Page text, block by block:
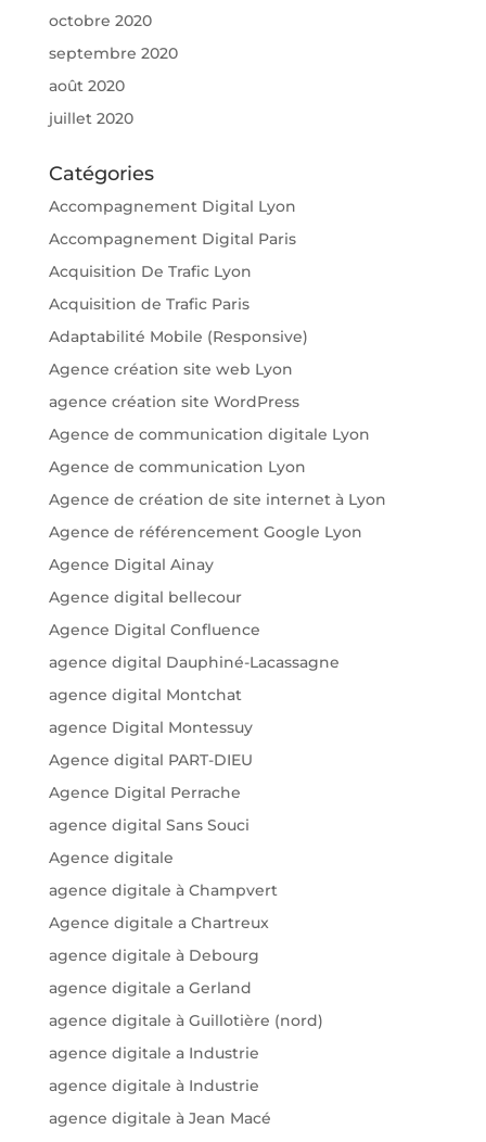
octobre 2020
septembre 2020
août 2020
juillet 2020
Catégories
Accompagnement Digital Lyon
Accompagnement Digital Paris
Acquisition De Trafic Lyon
Acquisition de Trafic Paris
Adaptabilité Mobile (Responsive)
Agence création site web Lyon
agence création site WordPress
Agence de communication digitale Lyon
Agence de communication Lyon
Agence de création de site internet à Lyon
Agence de référencement Google Lyon
Agence Digital Ainay
Agence digital bellecour
Agence Digital Confluence
agence digital Dauphiné-Lacassagne
agence digital Montchat
agence Digital Montessuy
Agence digital PART-DIEU
Agence Digital Perrache
agence digital Sans Souci
Agence digitale
agence digitale à Champvert
Agence digitale a Chartreux
agence digitale à Debourg
agence digitale a Gerland
agence digitale à Guillotière (nord)
agence digitale a Industrie
agence digitale à Industrie
agence digitale à Jean Macé